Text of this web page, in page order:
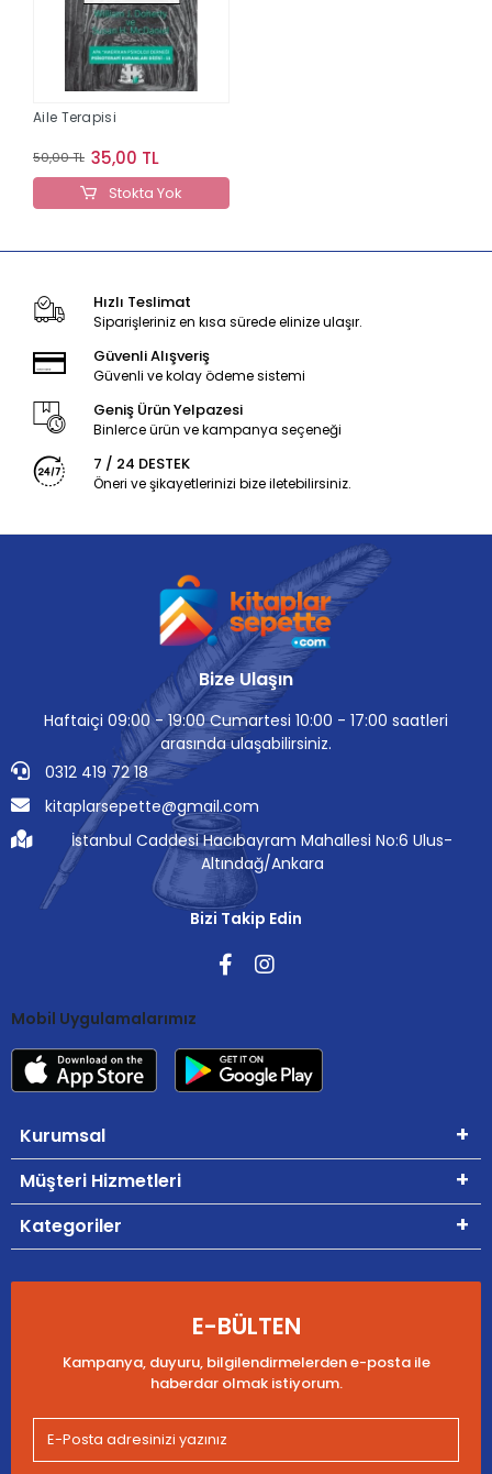
Aile Terapisi
50,00 TL 35,00 TL
Stokta Yok
Hızlı Teslimat
Siparişleriniz en kısa sürede elinize ulaşır.
Güvenli Alışveriş
Güvenli ve kolay ödeme sistemi
Geniş Ürün Yelpazesi
Binlerce ürün ve kampanya seçeneği
7 / 24 DESTEK
Öneri ve şikayetlerinizi bize iletebilirsiniz.
Bize Ulaşın
Haftaiçi 09:00 - 19:00 Cumartesi 10:00 - 17:00 saatleri
arasında ulaşabilirsiniz.
0312 419 72 18
kitaplarsepette@gmail.com
İstanbul Caddesi Hacıbayram Mahallesi No:6 Ulus-
Altındağ/Ankara
Bizi Takip Edin
Mobil Uygulamalarımız
Kurumsal
Müşteri Hizmetleri
Kategoriler
E-BÜLTEN
Kampanya, duyuru, bilgilendirmelerden e-posta ile
haberdar olmak istiyorum.